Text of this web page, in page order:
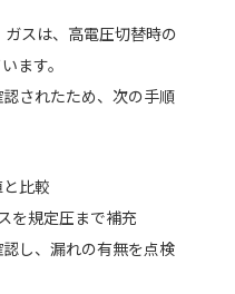
ガスは、高電圧切替時の
ます。
されたため、次の手順
比較
を規定圧まで補充
し、漏れの有無を点検